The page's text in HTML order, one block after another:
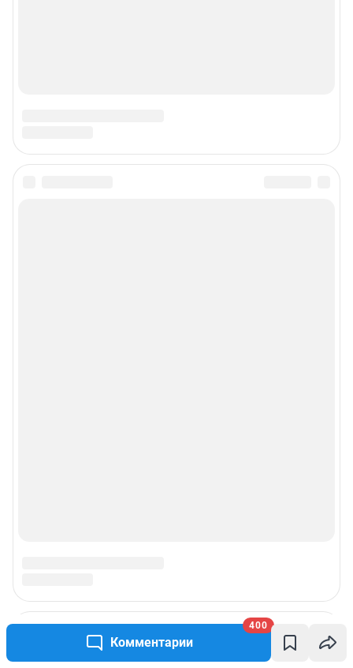
Комментарии
400